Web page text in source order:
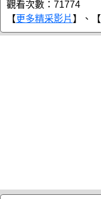
觀看次數：71774
【更多精采影片 】、【